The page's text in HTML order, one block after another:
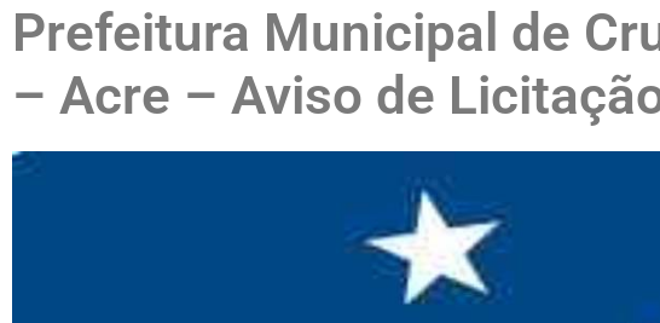
Prefeitura Municipal de
– Acre – Aviso de